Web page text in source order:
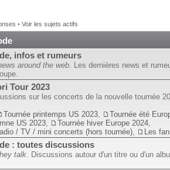
• Voir les sujets actifs
infos et rumeurs
around the web . Les dernières news et
Tour 2023
sur les concerts de la nouvelle tournée
Tournée printemps US 2023
Tournée été
US 2023
Tournée hiver Europe 2024
/ TV / mini concerts (hors tournée)
Les
: toutes discussions
talk . Discussions autour d'un titre ou d'un